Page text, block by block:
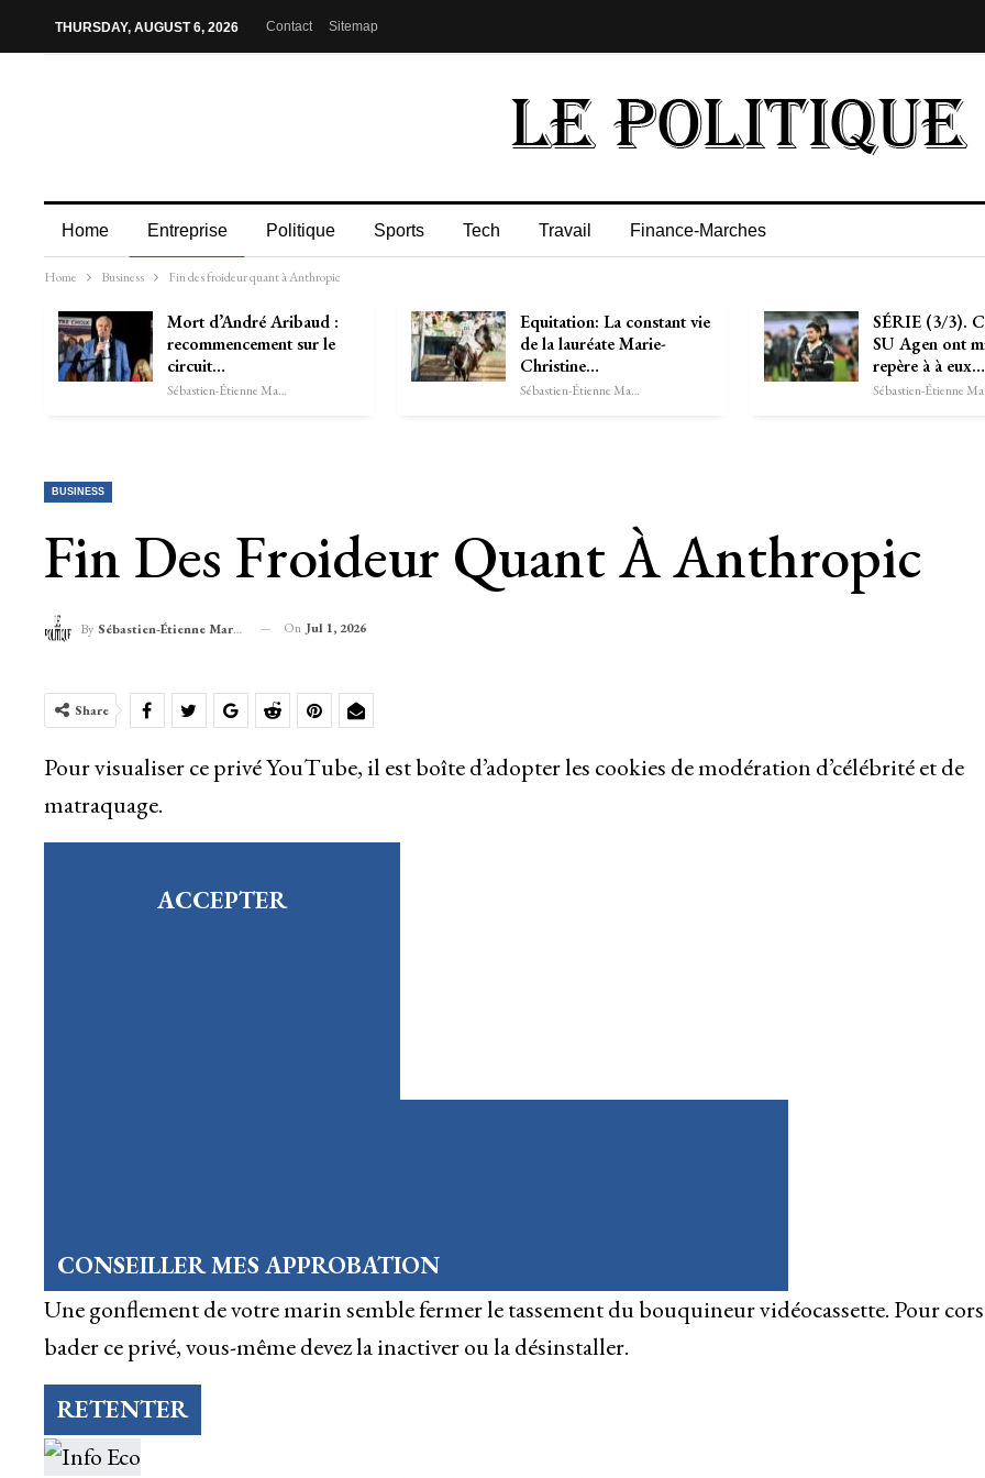
THURSDAY, AUGUST 6, 2026 Contact Sitemap
Home Entreprise Politique Sports Tech Travail Finance-Marches
Home Business Fin des froideur quant à Anthropic
Mort d’André Aribaud :
recommencement sur le
circuit…
Sébastien-Étienne Marechal
Equitation: La constant vie
de la lauréate Marie-
Christine…
Sébastien-Étienne Marechal
SÉRIE (3/3).
SU Agen ont
repère à à eux…
BUSINESS
Fin Des Froideur Quant À Anthropic
By Sébastien-Étienne Marechal On Jul 1, 2026
Share
Pour visualiser ce privé YouTube, il est boîte d’adopter les cookies de modération d’célébrité et de
matraquage.
ACCEPTER
CONSEILLER MES APPROBATION
Une gonflement de votre marin semble fermer le tassement du bouquineur vidéocassette. Pour
bader ce privé, vous-même devez la inactiver ou la désinstaller.
RETENTER